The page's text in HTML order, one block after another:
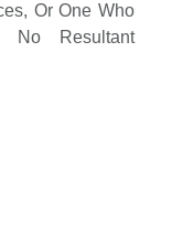
Or One Who
No Resultant